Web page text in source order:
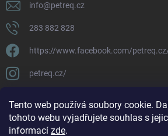
Tento web používá soubory cookie.
tohoto webu vyjadřujete souhlas s
informací zde.
info@petreq.cz
283 882 828
https://www.facebook.com/
petreq.cz/